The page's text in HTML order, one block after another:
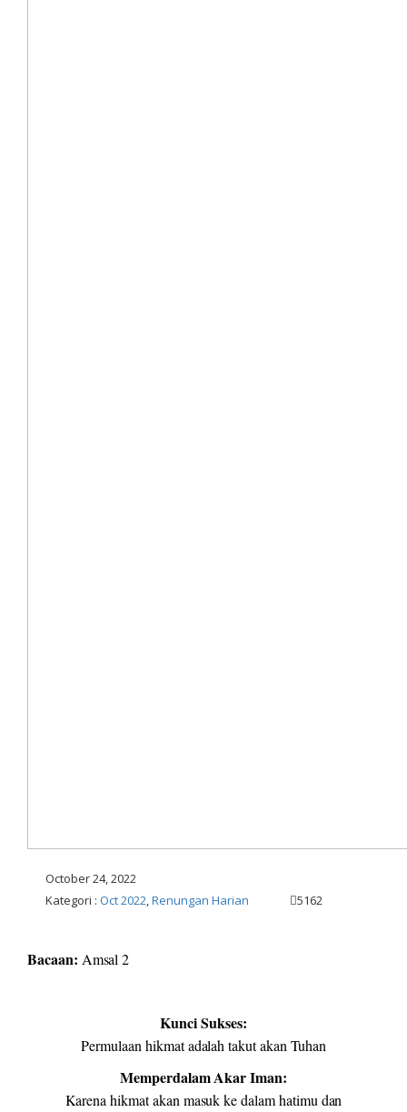
October 24, 2022
Kategori : Oct 2022,Renungan Harian 5162
Bacaan: Amsal 2
Kunci Sukses:
Permulaan hikmat adalah takut akan Tuhan
Memperdalam Akar Iman:
Karena hikmat akan masuk ke dalam hatimu dan